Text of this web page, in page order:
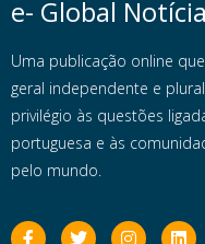
e- Global
Uma publicação online
geral independente e
privilégio às questões
portuguesa e às
pelo mundo.